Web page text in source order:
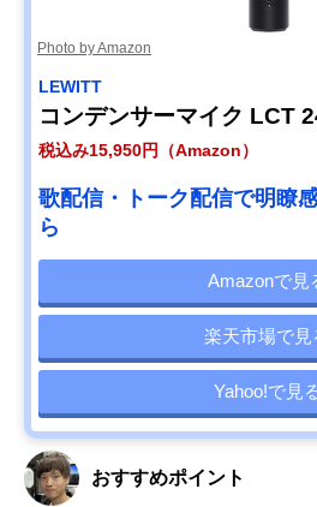
Photo by Amazon
LEWITT
コンデンサーマイク LCT
税込み15,950円（Amazon）
歌配信・トーク配信で明瞭
ら
Amazonで見
楽天市場で見
Yahoo!で見
おすすめポイント